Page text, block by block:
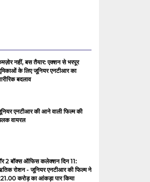
नहीं, बस तैयार: एक्शन से भरपूर
के लिए जूनियर एनटीआर का
बदलाव
एनटीआर की आने वाली फिल्म की
वायरल
2 बॉक्स ऑफिस कलेक्शन दिन 11:
रोशन - जूनियर एनटीआर की फिल्म ने
करोड़ का आंकड़ा पार किया